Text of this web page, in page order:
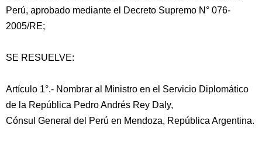
Perú, aprobado mediante el Decreto Supremo N° 076-
2005/RE;
SE RESUELVE:
Artículo 1°.- Nombrar al Ministro en el Servicio Diplomático
de la República Pedro Andrés Rey Daly,
Cónsul General del Perú en Mendoza, República Argentina.